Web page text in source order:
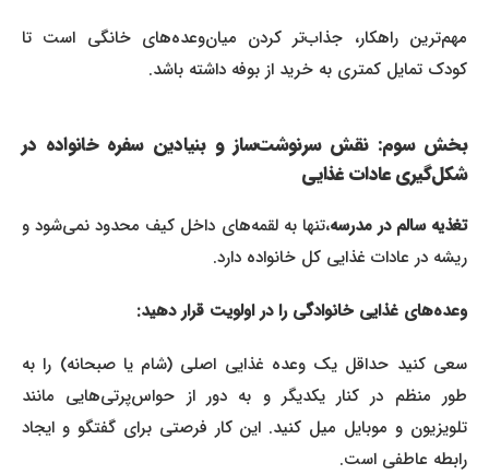
مهم‌ترین راهکار، جذاب‌تر کردن میان‌وعده‌های خانگی است تا
کودک تمایل کمتری به خرید از بوفه داشته باشد.
بخش سوم: نقش سرنوشت‌ساز و بنیادین سفره خانواده در
شکل‌گیری عادات غذایی
تغذیه سالم در مدرسه،تنها به لقمه‌های داخل کیف محدود نمی‌شود و
ریشه در عادات غذایی کل خانواده دارد.
وعده‌های غذایی خانوادگی را در اولویت قرار دهید:
سعی کنید حداقل یک وعده غذایی اصلی (شام یا صبحانه) را به
طور منظم در کنار یکدیگر و به دور از حواس‌پرتی‌هایی مانند
تلویزیون و موبایل میل کنید. این کار فرصتی برای گفتگو و ایجاد
رابطه عاطفی است.